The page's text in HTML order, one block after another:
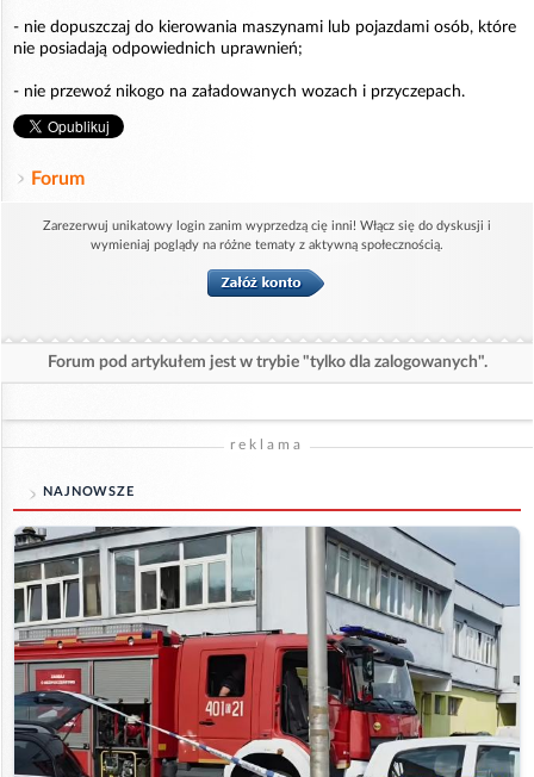
- nie dopuszczaj do kierowania maszynami lub pojazdami osób, które
nie posiadają odpowiednich uprawnień;
- nie przewoź nikogo na załadowanych wozach i przyczepach.
Forum
Zarezerwuj unikatowy login zanim wyprzedzą cię inni! Włącz się do dyskusji i
wymieniaj poglądy na różne tematy z aktywną społecznością.
Forum pod artykułem jest w trybie "tylko dla zalogowanych".
reklama
NAJNOWSZE